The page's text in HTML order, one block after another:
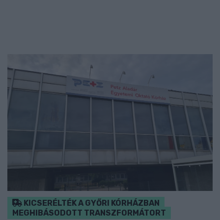
KICSERÉLTÉK A GYŐRI KÓRHÁZBAN
MEGHIBÁSODOTT TRANSZFORMÁTORT